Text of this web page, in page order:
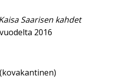
Saarisen kahdet
2016